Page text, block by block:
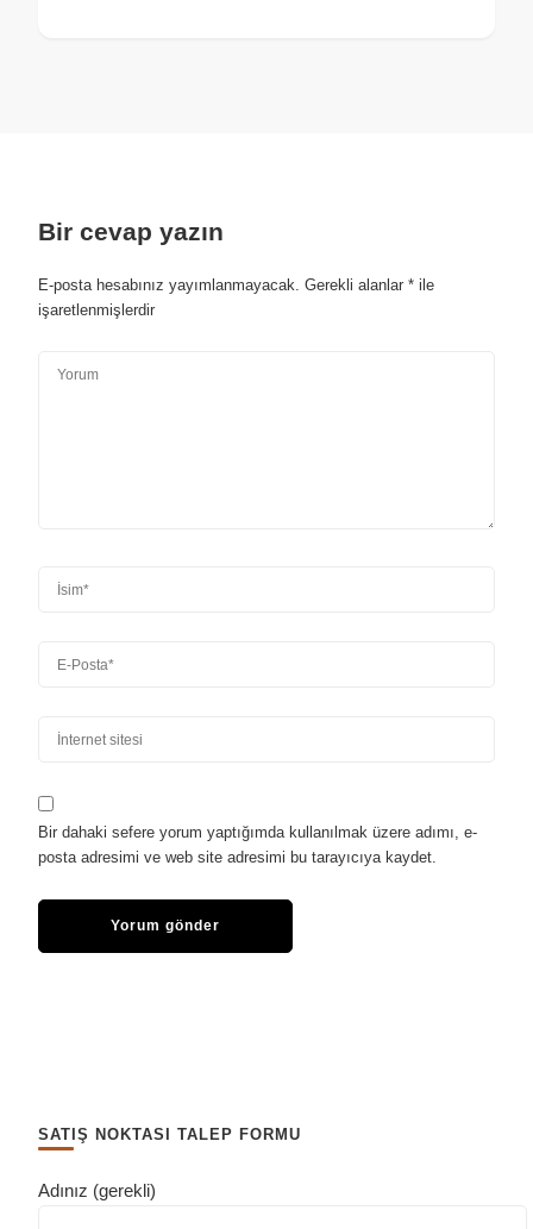
Bir cevap yazın
E-posta hesabınız yayımlanmayacak. Gerekli alanlar * ile
işaretlenmişlerdir
Bir dahaki sefere yorum yaptığımda kullanılmak üzere adımı, e-
posta adresimi ve web site adresimi bu tarayıcıya kaydet.
SATIŞ NOKTASI TALEP FORMU
Adınız (gerekli)